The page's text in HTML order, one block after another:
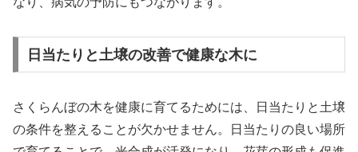
日当たりと土壌の改善で健康な木に
さくらんぼの木を健康に育てるためには、日当たりと土壌
の条件を整えることが欠かせません。日当たりの良い場所